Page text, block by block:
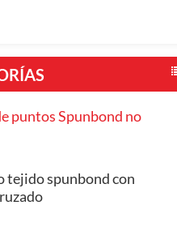
puntos Spunbond no
tejido spunbond con